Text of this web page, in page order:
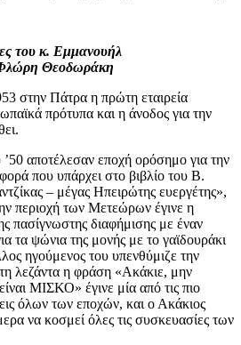
του κ. Εμμανουήλ
Θεοδωράκη
στην Πάτρα η πρώτη εταιρεία
πρότυπα και η άνοδος για την
’50 αποτέλεσαν εποχή ορόσημο για την
που υπάρχει στο βιβλίο του Β.
– μέγας Ηπειρώτης ευεργέτης»,
περιοχή των Μετεώρων έγινε η
πασίγνωστης διαφήμισης με έναν
τα ψώνια της μονής με το γαϊδουράκι
ηγούμενος του υπενθύμιζε την
λεζάντα η φράση «Ακάκιε, μην
ΜΙΣΚΟ» έγινε μία από τις πιο
όλων των εποχών, και ο Ακάκιος
να κοσμεί όλες τις συσκευασίες των